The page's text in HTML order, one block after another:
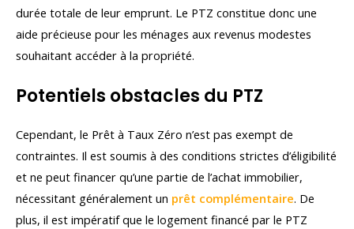
durée totale de leur emprunt. Le PTZ constitue donc une
aide précieuse pour les ménages aux revenus modestes
souhaitant accéder à la propriété.
Potentiels obstacles du PTZ
Cependant, le Prêt à Taux Zéro n’est pas exempt de
contraintes. Il est soumis à des conditions strictes d’éligibilité
et ne peut financer qu’une partie de l’achat immobilier,
nécessitant généralement un prêt complémentaire. De
plus, il est impératif que le logement financé par le PTZ